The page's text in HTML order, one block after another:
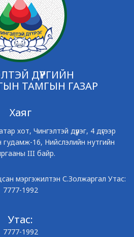
ДҮҮРГИЙН
ТАМГЫН ГАЗАР
Хаяг
хот, Чингэлтэй дүүрэг, 4 дүгээр
16, Нийслэлийн нутгийн
III байр.
мэргэжилтэн С.Золжаргал Утас:
7777-1992
Утас:
7777-1992